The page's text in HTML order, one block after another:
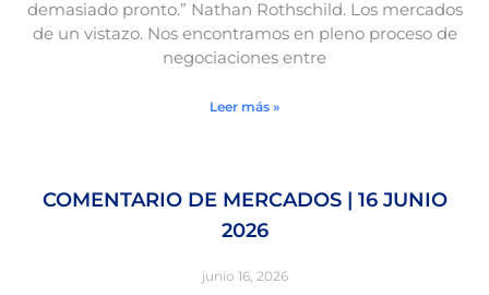
demasiado pronto.” Nathan Rothschild. Los mercados
de un vistazo. Nos encontramos en pleno proceso de
negociaciones entre
Leer más »
COMENTARIO DE MERCADOS | 16 JUNIO
2026
junio 16, 2026